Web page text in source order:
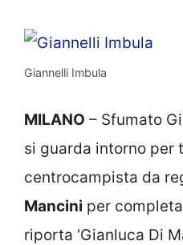
Giannelli Imbula
MILANO – Sfumato
si guarda intorno per
centrocampista da
Mancini per
riporta ‘Gianluca Di